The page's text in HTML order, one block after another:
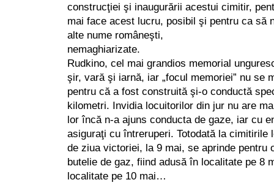
construcţiei şi inaugurării acestui cimitir,
mai face acest lucru, posibil şi pentru ca să
alte nume româneşti,
nemaghiarizate.
Rudkino, cel mai grandios memorial
şir, vară şi iarnă, iar „focul memoriei” nu se
pentru că a fost construită şi-o conductă
kilometri. Invidia locuitorilor din jur nu are
lor încă n-a ajuns conducta de gaze, iar cu
asiguraţi cu întreruperi. Totodată la cimitirile
de ziua victoriei, la 9 mai, se aprinde pentru
butelie de gaz, fiind adusă în localitate pe 8
localitate pe 10 mai…